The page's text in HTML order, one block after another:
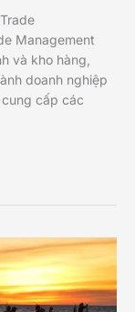
Management
và kho hàng,
doanh nghiệp
cung cấp các